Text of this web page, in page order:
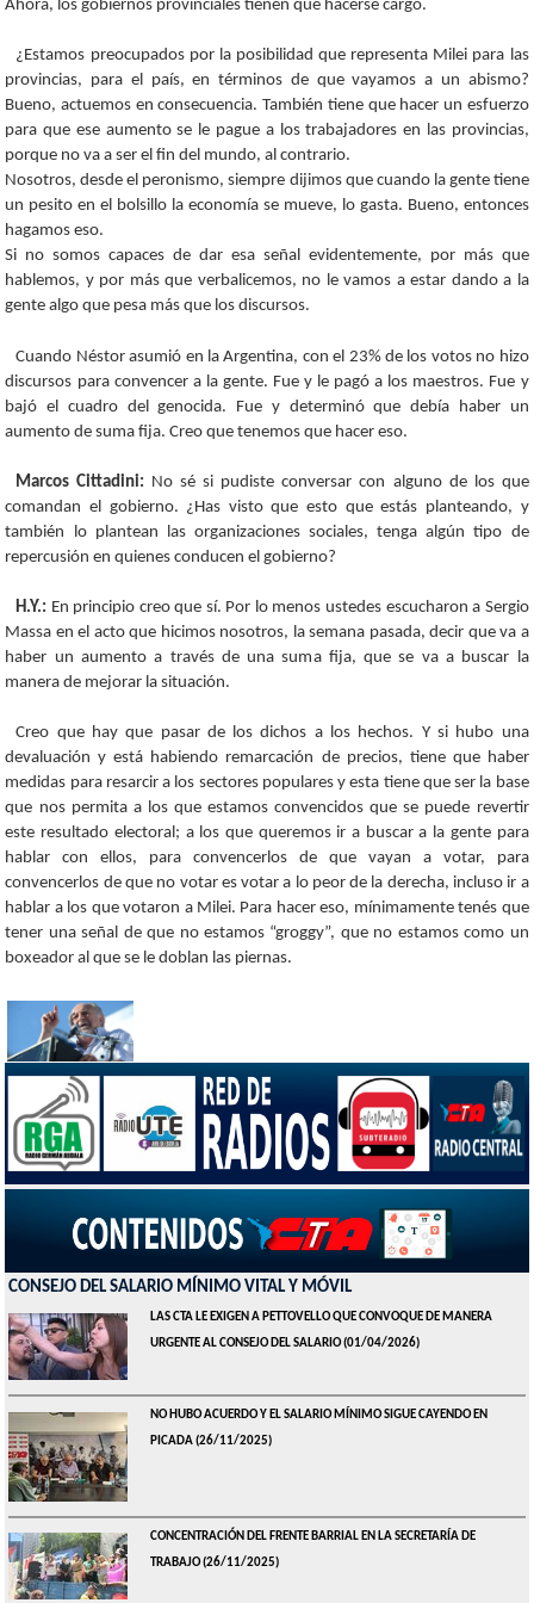
Ahora, los gobiernos provinciales tienen que hacerse cargo.
¿Estamos preocupados por la posibilidad que representa Milei para las
provincias, para el país, en términos de que vayamos a un abismo?
Bueno, actuemos en consecuencia. También tiene que hacer un esfuerzo
para que ese aumento se le pague a los trabajadores en las provincias,
porque no va a ser el fin del mundo, al contrario.
Nosotros, desde el peronismo, siempre dijimos que cuando la gente tiene
un pesito en el bolsillo la economía se mueve, lo gasta. Bueno, entonces
hagamos eso.
Si no somos capaces de dar esa señal evidentemente, por más que
hablemos, y por más que verbalicemos, no le vamos a estar dando a la
gente algo que pesa más que los discursos.
Cuando Néstor asumió en la Argentina, con el 23% de los votos no hizo
discursos para convencer a la gente. Fue y le pagó a los maestros. Fue y
bajó el cuadro del genocida. Fue y determinó que debía haber un
aumento de suma fija. Creo que tenemos que hacer eso.
Marcos Cittadini: No sé si pudiste conversar con alguno de los que
comandan el gobierno. ¿Has visto que esto que estás planteando, y
también lo plantean las organizaciones sociales, tenga algún tipo de
repercusión en quienes conducen el gobierno?
H.Y.: En principio creo que sí. Por lo menos ustedes escucharon a Sergio
Massa en el acto que hicimos nosotros, la semana pasada, decir que va a
haber un aumento a través de una suma fija, que se va a buscar la
manera de mejorar la situación.
Creo que hay que pasar de los dichos a los hechos. Y si hubo una
devaluación y está habiendo remarcación de precios, tiene que haber
medidas para resarcir a los sectores populares y esta tiene que ser la base
que nos permita a los que estamos convencidos que se puede revertir
este resultado electoral; a los que queremos ir a buscar a la gente para
hablar con ellos, para convencerlos de que vayan a votar, para
convencerlos de que no votar es votar a lo peor de la derecha, incluso ir a
hablar a los que votaron a Milei. Para hacer eso, mínimamente tenés que
tener una señal de que no estamos “groggy”, que no estamos como un
boxeador al que se le doblan las piernas.
CONSEJO DEL SALARIO MÍNIMO VITAL Y MÓVIL
LAS CTA LE EXIGEN A PETTOVELLO QUE CONVOQUE DE MANERA
URGENTE AL CONSEJO DEL SALARIO(01/04/2026)
NO HUBO ACUERDO Y EL SALARIO MÍNIMO SIGUE CAYENDO EN
PICADA(26/11/2025)
CONCENTRACIÓN DEL FRENTE BARRIAL EN LA SECRETARÍA DE
TRABAJO(26/11/2025)